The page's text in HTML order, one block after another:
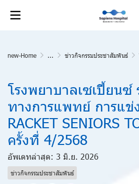
new-Home ... ข่าวกิจกรรมประชาสัมพันธ์
โรงพยาบาลเซเปี้ยน
ทางการแพทย์ การแข่
RACKET SENIORS
ครั้งที่ 4/2568
อัพเดทล่าสุด: 3 มิ.ย. 2026
ข่าวกิจกรรมประชาสัมพันธ์